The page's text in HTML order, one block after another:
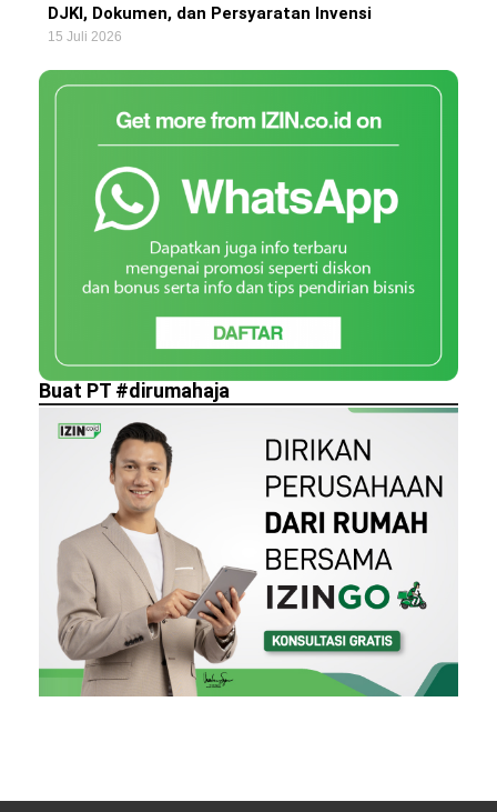
DJKI, Dokumen, dan Persyaratan Invensi
15 Juli 2026
Buat PT #dirumahaja